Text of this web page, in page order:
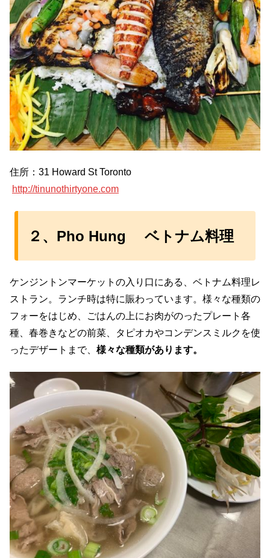
住所：31 Howard St Toronto
http://tinunothirtyone.com
２、Pho Hung ベトナム料理
ケンジントンマーケットの入り口にある、ベトナム料理レ
ストラン。ランチ時は特に賑わっています。様々な種類の
フォーをはじめ、ごはんの上にお肉がのったプレート各
種、春巻きなどの前菜、タピオカやコンデンスミルクを使
ったデザートまで、 様々な種類があります。